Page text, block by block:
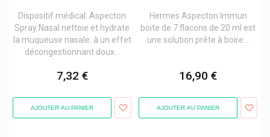
Isla Pastilles Engelhard
Isn Ineldéa
Ixx Pharma Produits
Jaldes
Dispositif médical: Aspecton
Spray Nasal nettoie et hydrate
la muqueuse nasale. à un effet
décongestionnant doux...
7,32 €
AJOUTER AU PANIER
Hermes Aspecton Immun
boite de 7 flacons de 20 ml est
une solution prête à boire...
16,90 €
AJOUTER AU PANIER